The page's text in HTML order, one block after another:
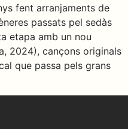
fent arranjaments de
passats pel sedàs
etapa amb un nou
2024), cançons originals
que passa pels grans